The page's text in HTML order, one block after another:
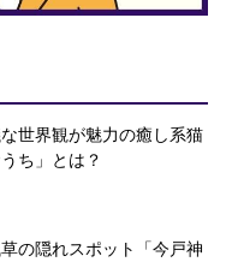
世界観が魅力の癒し系猫
ち」とは？
の隠れスポット「今戸神